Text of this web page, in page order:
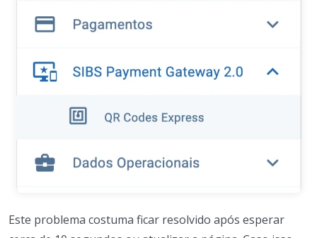
Este problema costuma ficar resolvido após esperar